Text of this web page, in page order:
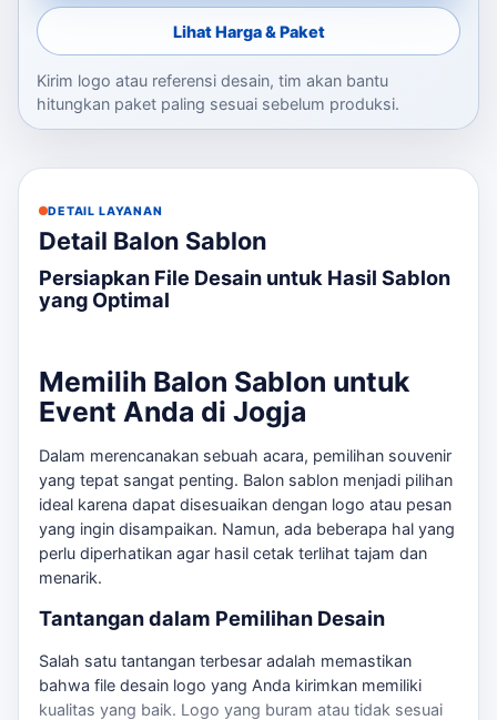
Lihat Harga & Paket
Kirim logo atau referensi desain, tim akan bantu
hitungkan paket paling sesuai sebelum produksi.
DETAIL LAYANAN
Detail Balon Sablon
Persiapkan File Desain untuk Hasil Sablon
yang Optimal
Memilih Balon Sablon untuk
Event Anda di Jogja
Dalam merencanakan sebuah acara, pemilihan souvenir
yang tepat sangat penting. Balon sablon menjadi pilihan
ideal karena dapat disesuaikan dengan logo atau pesan
yang ingin disampaikan. Namun, ada beberapa hal yang
perlu diperhatikan agar hasil cetak terlihat tajam dan
menarik.
Tantangan dalam Pemilihan Desain
Salah satu tantangan terbesar adalah memastikan
bahwa file desain logo yang Anda kirimkan memiliki
kualitas yang baik. Logo yang buram atau tidak sesuai